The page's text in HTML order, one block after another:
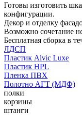
Готовы изготовить
конфигурации.
Декор и отделку
Возможно сочетание
Бесплатная сборка в
ЛДСП
Пластик Alvic Luxe
Пластик HPL
Пленка ПВХ
Полотно АГТ (МДФ)
полки
корзины
штанги